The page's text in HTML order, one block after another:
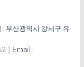
부산광역시 강서구 유
│ Email :